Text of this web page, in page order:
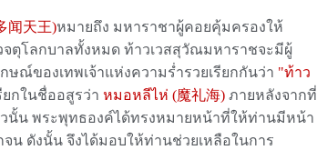
闻天王)หมายถึง มหาราชาผู้คอยคุ้มครองให้
โลกบาลทั้งหมด ท้าวเวสสุวัณมหาราชจะมีผู้
ณ์ของเทพเจ้าแห่งความร่ำรวยเรียกกันว่า "ท้าว
ยกในชื่ออสูรว่า หมอหลีไห่ (魔礼海) ภายหลังจากที่
นั้น พระพุทธองค์ได้ทรงหมายหน้าที่ให้ท่านมีหน้า
น ดังนั้น จึงได้มอบให้ท่านช่วยเหลือในการ